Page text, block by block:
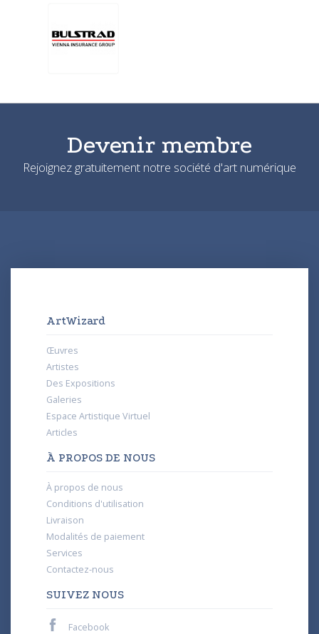
Devenir membre
Rejoignez gratuitement notre société d'art numérique
ArtWizard
Œuvres
Artistes
Des Expositions
Galeries
Espace Artistique Virtuel
Articles
À PROPOS DE NOUS
À propos de nous
Conditions d'utilisation
Livraison
Modalités de paiement
Services
Contactez-nous
SUIVEZ NOUS
Facebook